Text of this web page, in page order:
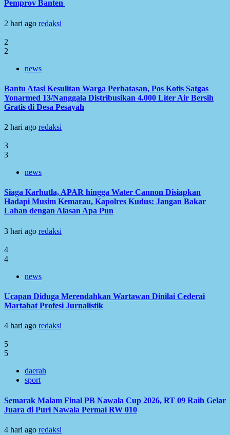
Pemprov Banten
2 hari ago redaksi
2
2
news
Bantu Atasi Kesulitan Warga Perbatasan, Pos Kotis Satgas
Yonarmed 13/Nanggala Distribusikan 4.000 Liter Air Bersih
Gratis di Desa Pesayah
2 hari ago redaksi
3
3
news
Siaga Karhutla, APAR hingga Water Cannon Disiapkan
Hadapi Musim Kemarau, Kapolres Kudus: Jangan Bakar
Lahan dengan Alasan Apa Pun
3 hari ago redaksi
4
4
news
Ucapan Diduga Merendahkan Wartawan Dinilai Cederai
Martabat Profesi Jurnalistik
4 hari ago redaksi
5
5
daerah
sport
Semarak Malam Final PB Nawala Cup 2026, RT 09 Raih Gelar
Juara di Puri Nawala Permai RW 010
4 hari ago redaksi